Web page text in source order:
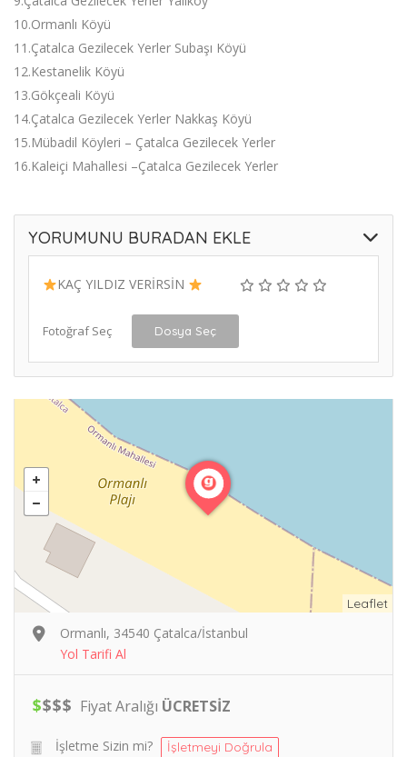
10.Ormanlı Köyü
11.Çatalca Gezilecek Yerler Subaşı Köyü
12.Kestanelik Köyü
13.Gökçeali Köyü
14.Çatalca Gezilecek Yerler Nakkaş Köyü
15.Mübadil Köyleri – Çatalca Gezilecek Yerler
16.Kaleiçi Mahallesi –Çatalca Gezilecek Yerler
YORUMUNU BURADAN EKLE
KAÇ YILDIZ VERİRSİN
Fotoğraf Seç Dosya Seç
Leaflet
Ormanlı, 34540 Çatalca/İstanbul
Yol Tarifi Al
$$$$ Fiyat Aralığı ÜCRETSİZ
İşletme Sizin mi? İşletmeyi Doğrula